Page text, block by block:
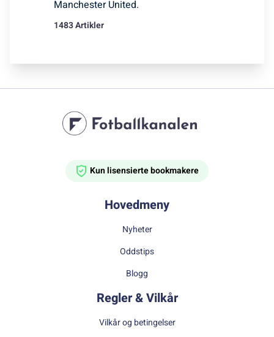
Manchester United.
1483 Artikler
Kun lisensierte bookmakere
Hovedmeny
Nyheter
Oddstips
Blogg
Regler & Vilkår
Vilkår og betingelser